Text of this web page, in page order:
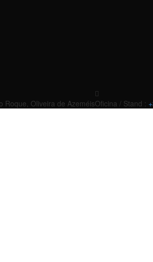
Oficina / Stand :
Roque, Oliveira de Azeméis